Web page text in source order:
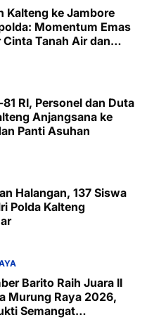
Kalteng ke Jambore
Momentum Emas
Tanah Air dan
Duta
Anjangsana ke
Panti Asuhan
Halangan, 137 Siswa
Polda Kalteng
Barito Raih Juara II
Murung Raya 2026,
Semangat